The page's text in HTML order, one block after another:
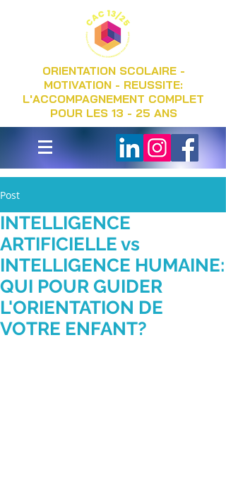
ORIENTATION SCOLAIRE -
MOTIVATION - REUSSITE:
L'ACCOMPAGNEMENT COMPLET
POUR LES 13 - 25 ANS
Post
INTELLIGENCE
ARTIFICIELLE vs
INTELLIGENCE HUMAINE:
QUI POUR GUIDER
L'ORIENTATION DE
VOTRE ENFANT?